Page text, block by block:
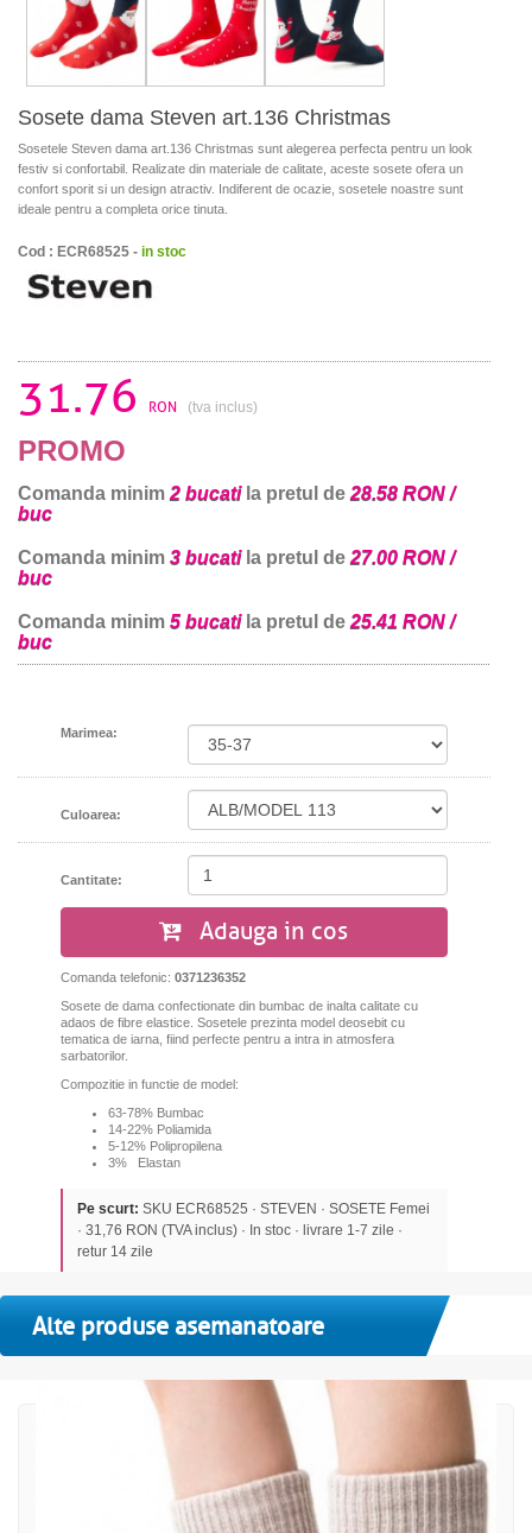
Sosete dama Steven art.136 Christmas
Sosetele Steven dama art.136 Christmas sunt alegerea perfecta pentru un look
festiv si confortabil. Realizate din materiale de calitate, aceste sosete ofera un
confort sporit si un design atractiv. Indiferent de ocazie, sosetele noastre sunt
ideale pentru a completa orice tinuta.
Cod : ECR68525 - in stoc
31.76 RON (tva inclus)
PROMO
Comanda minim 2 bucatila pretul de 28.58 RON /
buc
Comanda minim 3 bucatila pretul de 27.00 RON /
buc
Comanda minim 5 bucatila pretul de 25.41 RON /
buc
Marimea:
Culoarea:
Cantitate:
Adauga in cos
Comanda telefonic: 0371236352
Sosete de dama confectionate din bumbac de inalta calitate cu
adaos de fibre elastice. Sosetele prezinta model deosebit cu
tematica de iarna, fiind perfecte pentru a intra in atmosfera
sarbatorilor.
Compozitie in functie de model:
63-78% Bumbac
14-22% Poliamida
5-12% Polipropilena
3% Elastan
Pe scurt: SKU ECR68525 · STEVEN · SOSETE Femei
· 31,76 RON (TVA inclus) · In stoc · livrare 1-7 zile ·
retur 14 zile
Alte produse asemanatoare